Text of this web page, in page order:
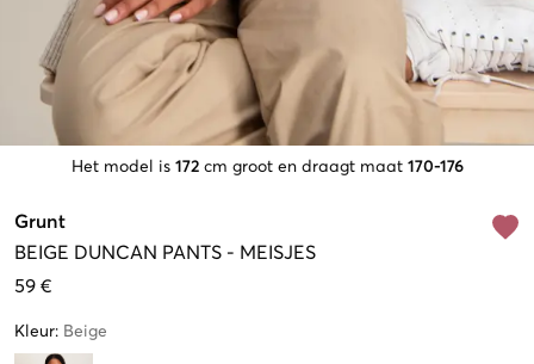
Het model is 172 cm groot en draagt maat 170-176
Grunt
BEIGE DUNCAN PANTS - MEISJES
59 €
Kleur: Beige